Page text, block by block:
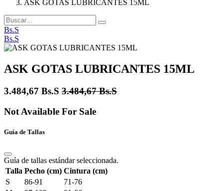
ASK GOTAS LUBRICANTES 15ML
Bs.S
Bs.S
ASK GOTAS LUBRICANTES 15ML
3.484,67 Bs.S 3.484,67Bs.S
Not Available For Sale
Guía de Tallas
Guía de tallas estándar seleccionada.
Talla Pecho (cm) Cintura (cm)
S
86-91
71-76